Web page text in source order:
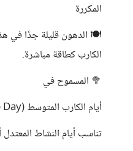
المكررة
🍽 الدهون قليلة جدًا في
الكارب كطاقة مباشرة.
🥦 المسموح في
أيام الكارب المتوسط (Moderate Carb Day):
تناسب أيام النشاط